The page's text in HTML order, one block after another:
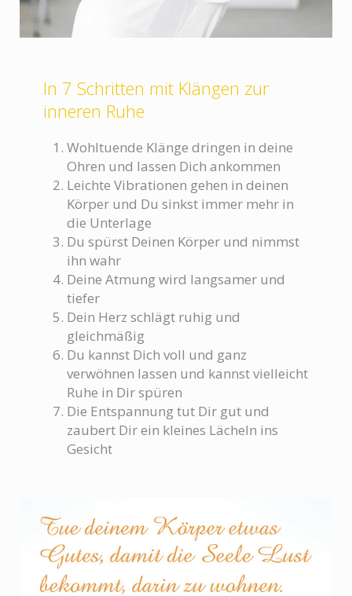
In 7 Schritten mit Klängen zur
inneren Ruhe
Wohltuende Klänge dringen in deine
Ohren und lassen Dich ankommen
Leichte Vibrationen gehen in deinen
Körper und Du sinkst immer mehr in
die Unterlage
Du spürst Deinen Körper und nimmst
ihn wahr
Deine Atmung wird langsamer und
tiefer
Dein Herz schlägt ruhig und
gleichmäßig
Du kannst Dich voll und ganz
verwöhnen lassen und kannst vielleicht
Ruhe in Dir spüren
Die Entspannung tut Dir gut und
zaubert Dir ein kleines Lächeln ins
Gesicht